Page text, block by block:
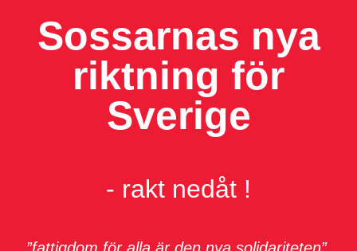
Sossarnas nya
riktning för
Sverige
- rakt nedåt !